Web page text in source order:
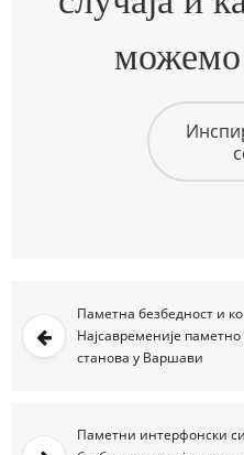
Паметна безбедност и
Најсавременије
станова у Варшави
Паметни интерфонски